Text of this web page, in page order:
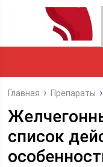
Главная Препараты
список